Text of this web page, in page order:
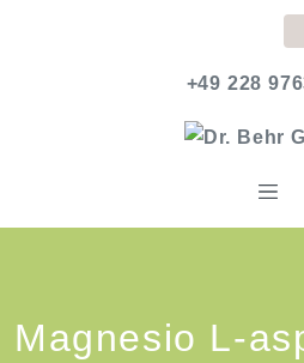
+49 228
Magnesio L-